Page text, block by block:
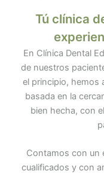
Tú clínica
En Clínica Dental
de nuestros
el principio, hemos
basada en la
bien hecha, con
Contamos con un
cualificados y con